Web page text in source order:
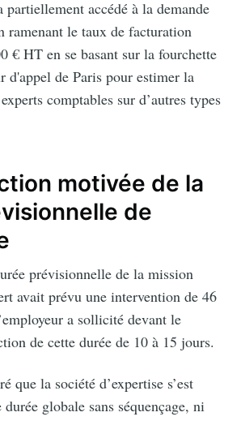
accédé à la demande
ramenant le taux de facturation
€ HT en se basant sur la fourchette
d'appel de Paris pour estimer la
comptables sur d’autres types
motivée de la
de
prévisionnelle de la mission
avait prévu une intervention de 46
a sollicité devant le
de cette durée de 10 à 15 jours.
que la société d’expertise s’est
globale sans séquençage, ni